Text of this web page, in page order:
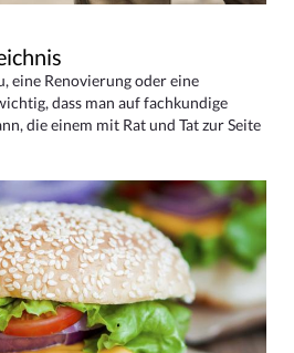
eine Renovierung oder eine
dass man auf fachkundige
die einem mit Rat und Tat zur Seite